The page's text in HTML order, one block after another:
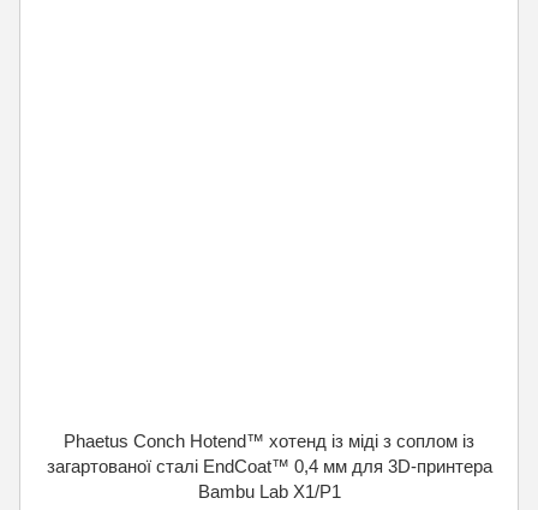
Phaetus Conch Hotend™ хотенд із міді з соплом із
загартованої сталі EndCoat™ 0,4 мм для 3D-принтера
Bambu Lab X1/P1